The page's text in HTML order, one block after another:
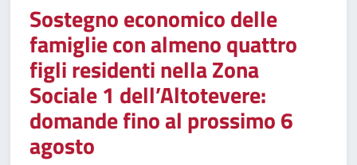
Sostegno economico delle
famiglie con almeno quattro
figli residenti nella Zona
Sociale 1 dell’Altotevere:
domande fino al prossimo 6
agosto